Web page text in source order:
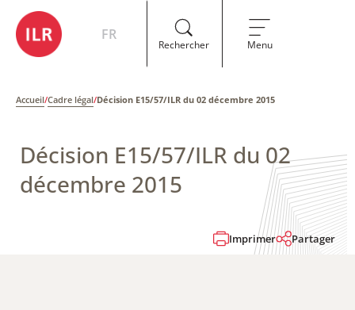
FR
Rechercher Menu
Accueil/Cadre légal/Décision E15/57/ILR du 02 décembre 2015
Décision E15/57/ILR du 02
décembre 2015
Imprimer Partager